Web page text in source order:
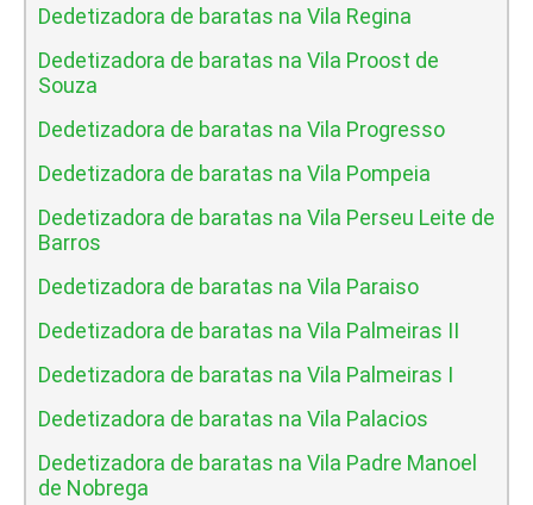
Dedetizadora de baratas na Vila Regina
Dedetizadora de baratas na Vila Proost de
Souza
Dedetizadora de baratas na Vila Progresso
Dedetizadora de baratas na Vila Pompeia
Dedetizadora de baratas na Vila Perseu Leite de
Barros
Dedetizadora de baratas na Vila Paraiso
Dedetizadora de baratas na Vila Palmeiras II
Dedetizadora de baratas na Vila Palmeiras I
Dedetizadora de baratas na Vila Palacios
Dedetizadora de baratas na Vila Padre Manoel
de Nobrega